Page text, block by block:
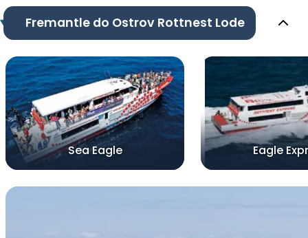
Fremantle do Ostrov Rottnest Lode
Sea Eagle Eagle